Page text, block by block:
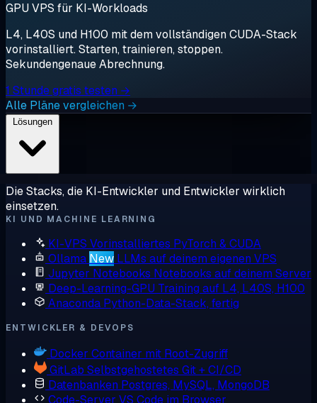
GPU VPS für KI-Workloads
L4, L40S und H100 mit dem vollständigen CUDA-Stack
vorinstalliert. Starten, trainieren, stoppen.
Sekundengenaue Abrechnung.
1 Stunde gratis testen →
Alle Pläne vergleichen →
Die Stacks, die KI-Entwickler und Entwickler wirklich
einsetzen.
KI UND MACHINE LEARNING
KI-VPS Vorinstalliertes PyTorch & CUDA
Ollama New LLMs auf deinem eigenen VPS
Jupyter Notebooks Notebooks auf deinem Server
Deep-Learning-GPU Training auf L4, L40S, H100
Anaconda Python-Data-Stack, fertig
ENTWICKLER & DEVOPS
Docker Container mit Root-Zugriff
GitLab Selbstgehostetes Git + CI/CD
Datenbanken Postgres, MySQL, MongoDB
Code-Server VS Code im Browser